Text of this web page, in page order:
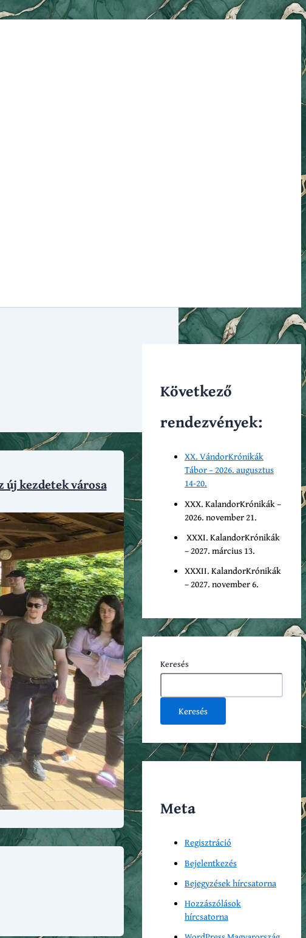
új kezdetek városa
Következő
rendezvények:
XX. VándorKrónikák
Tábor – 2026. augusztus
14-20.
XXX. KalandorKrónikák –
2026. november 21.
XXXI. KalandorKrónikák
– 2027. március 13.
XXXII. KalandorKrónikák
– 2027. november 6.
Keresés
Keresés
Meta
Regisztráció
Bejelentkezés
Bejegyzések hírcsatorna
Hozzászólások
hírcsatorna